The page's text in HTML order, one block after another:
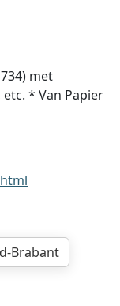
met
* Van Papier
Brabant